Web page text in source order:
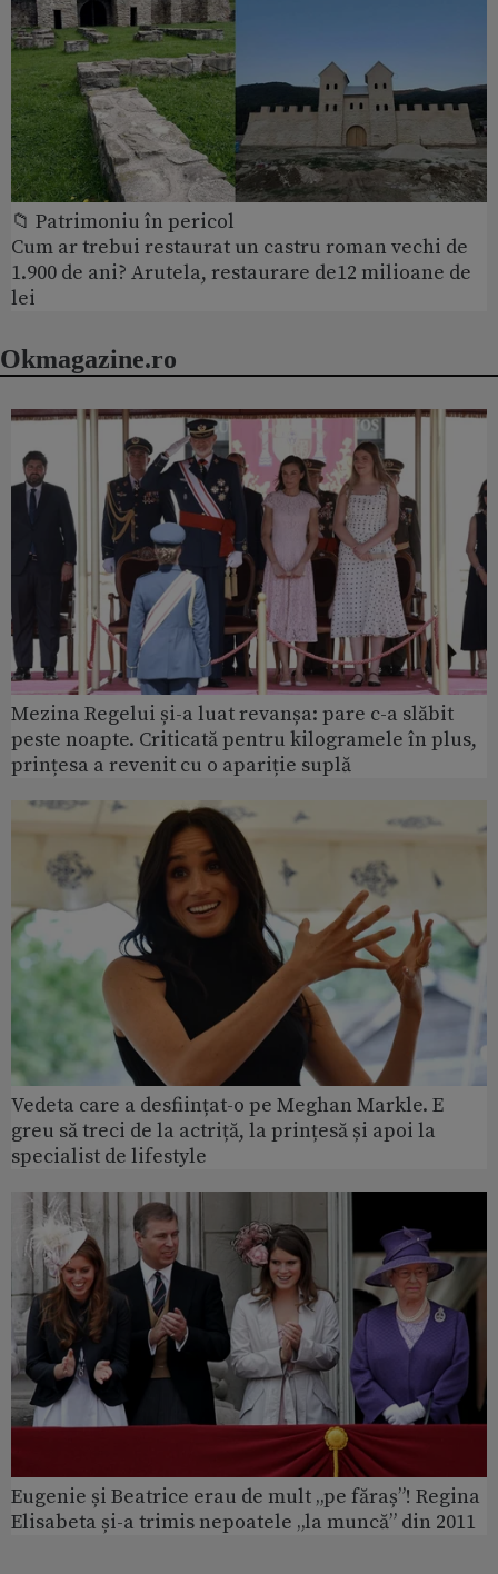
📁 Patrimoniu în pericol
Cum ar trebui restaurat un castru roman vechi de
1.900 de ani? Arutela, restaurare de12 milioane de
lei
Okmagazine.ro
Mezina Regelui și-a luat revanșa: pare c-a slăbit
peste noapte. Criticată pentru kilogramele în plus,
prințesa a revenit cu o apariție suplă
Vedeta care a desființat-o pe Meghan Markle. E
greu să treci de la actriță, la prințesă și apoi la
specialist de lifestyle
Eugenie și Beatrice erau de mult „pe făraș”! Regina
Elisabeta și-a trimis nepoatele „la muncă” din 2011